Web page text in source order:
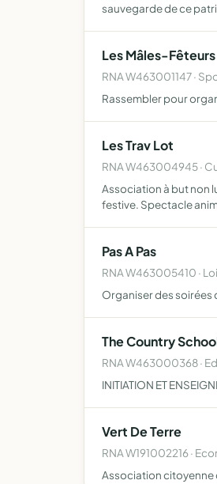
sauvegarde de ce
Les Mâles-Fêteurs
RNA W463001147 ·
Rassembler pour
Les Trav Lot
RNA W463004945 ·
Association à but non
festive. Spectacle
Pas A Pas
RNA W463005410 ·
Organiser des soirées
The Country
RNA W463000368 ·
INITIATION ET
Vert De Terre
RNA W191002216 ·
Association citoyenne